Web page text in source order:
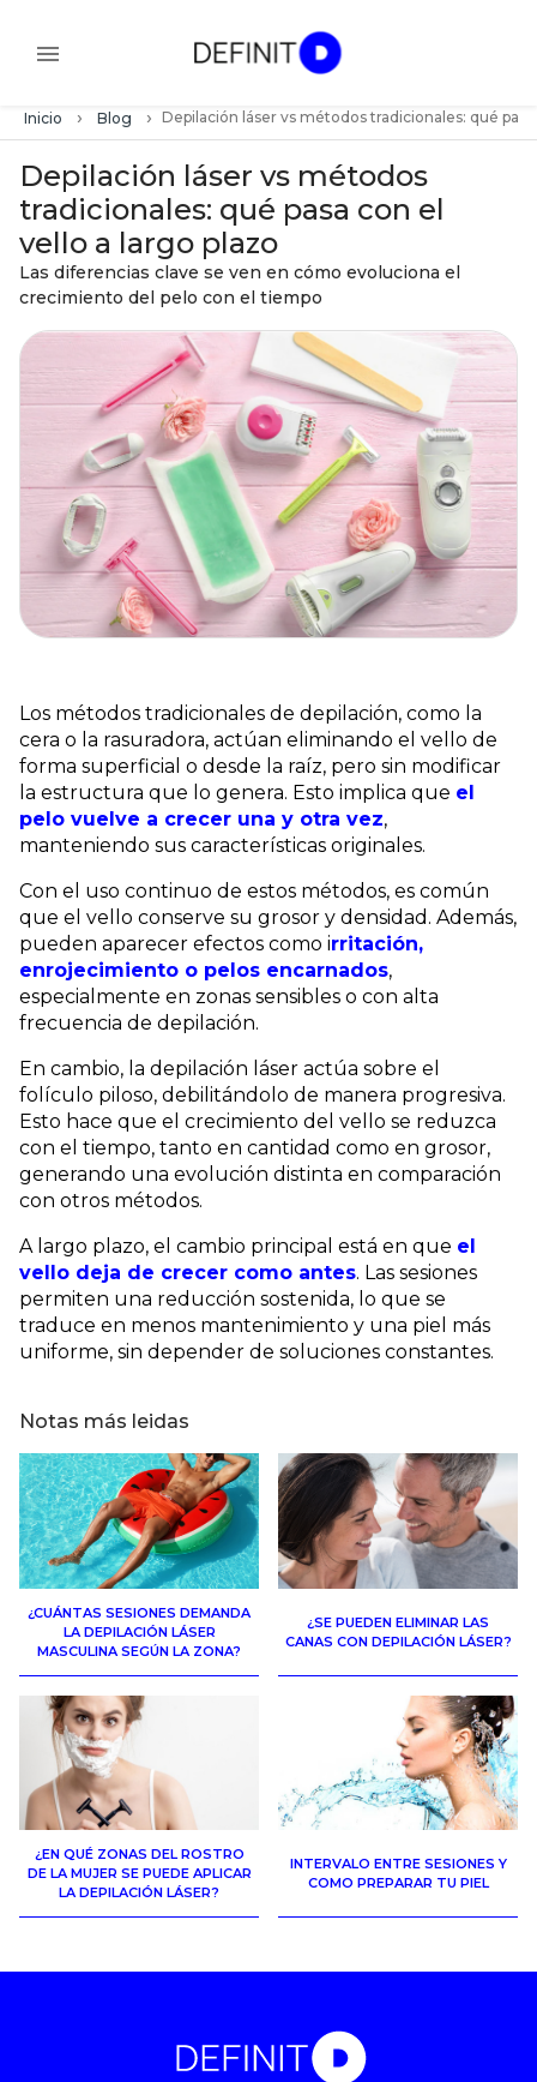
Inicio › Blog › Depilación láser vs métodos tradicionales: qué
Depilación láser vs métodos
tradicionales: qué pasa con el
vello a largo plazo
Las diferencias clave se ven en cómo evoluciona el
crecimiento del pelo con el tiempo
Los métodos tradicionales de depilación, como la
cera o la rasuradora, actúan eliminando el vello de
forma superficial o desde la raíz, pero sin modificar
la estructura que lo genera. Esto implica que el
pelo vuelve a crecer una y otra vez,
manteniendo sus características originales.
Con el uso continuo de estos métodos, es común
que el vello conserve su grosor y densidad. Además,
pueden aparecer efectos como irritación,
enrojecimiento o pelos encarnados,
especialmente en zonas sensibles o con alta
frecuencia de depilación.
En cambio, la depilación láser actúa sobre el
folículo piloso, debilitándolo de manera progresiva.
Esto hace que el crecimiento del vello se reduzca
con el tiempo, tanto en cantidad como en grosor,
generando una evolución distinta en comparación
con otros métodos.
A largo plazo, el cambio principal está en que el
vello deja de crecer como antes. Las sesiones
permiten una reducción sostenida, lo que se
traduce en menos mantenimiento y una piel más
uniforme, sin depender de soluciones constantes.
Notas más leidas
¿CUÁNTAS SESIONES DEMANDA
LA DEPILACIÓN LÁSER
MASCULINA SEGÚN LA ZONA?
¿SE PUEDEN ELIMINAR LAS
CANAS CON DEPILACIÓN LÁSER?
¿EN QUÉ ZONAS DEL ROSTRO
DE LA MUJER SE PUEDE APLICAR
LA DEPILACIÓN LÁSER?
INTERVALO ENTRE SESIONES Y
COMO PREPARAR TU PIEL